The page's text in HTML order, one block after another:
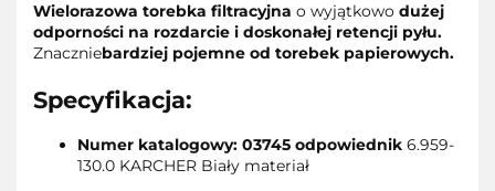
Wielorazowa torebka filtracyjna o wyjątkowo dużej
odporności na rozdarcie i doskonałej retencji pyłu.
Znaczniebardziej pojemne od torebek papierowych.
Specyfikacja:
Numer katalogowy: 03745 odpowiednik 6.959-
130.0 KARCHER Biały materiał